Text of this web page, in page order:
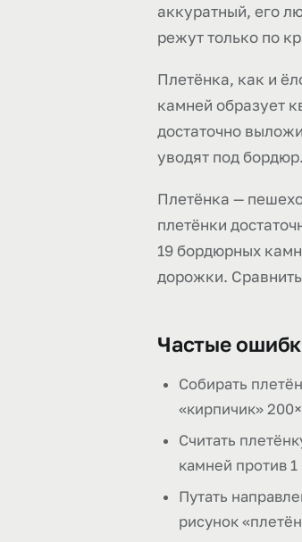
аккуратный, его
режут только по
Плетёнка, как и
камней образует
достаточно
уводят под бордюр.
Плетёнка —
плетёнки
19 бордюрных
дорожки.
Частые
Собирать
«кирпичик»
Считать
камней против
Путать
рисунок